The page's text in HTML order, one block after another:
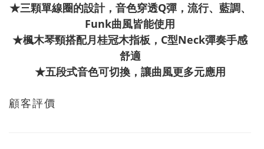
★三顆單線圈的設計，音色穿透Q彈，流行、藍調、
Funk曲風皆能使用
★楓木琴頸搭配月桂冠木指板，C型Neck彈奏手感
舒適
★五段式音色可切換，讓曲風更多元應用
顧客評價